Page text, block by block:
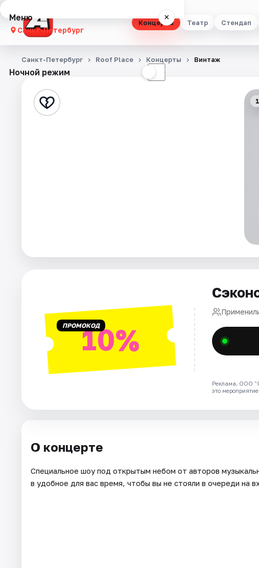
Концерты Театр Стендап
Меню ×
Санкт-Петербург
Концерты
Стендап
Города
Рейтинги
Ночной режим ☾
Санкт-Петербург Roof Place Концерты Винтаж
ПРОМОКОД10%
Реклама. ООО
это
О концерте
Специальное шоу под открытым небом от авторов
в удобное для вас время, чтобы вы не стояли в очереди на